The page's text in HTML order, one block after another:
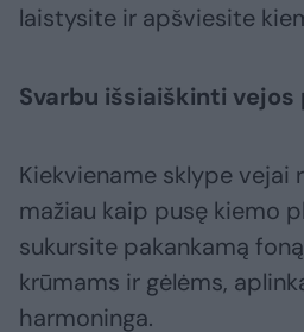
laistysite ir apšviesite
Svarbu išsiaiškinti
Kiekviename sklype vejai
mažiau kaip pusę kiemo
sukursite pakankamą
krūmams ir gėlėms,
harmoninga.